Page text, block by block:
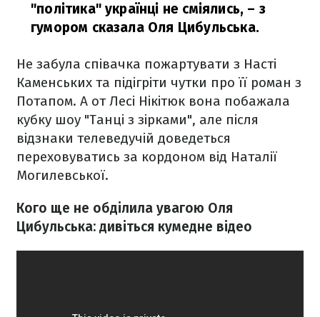
"політика" українці не сміялись, – з
гумором сказала Оля Цибульська.
Не забула співачка пожартувати з Насті
Каменських та підігріти чутки про її роман з
Потапом. А от Лесі Нікітюк вона побажала
кубку шоу "Танці з зірками", але після
відзнаки телеведучій доведеться
переховуватись за кордоном від Наталії
Могилевської.
Кого ще не обділила увагою Оля
Цибульська: дивіться кумедне відео